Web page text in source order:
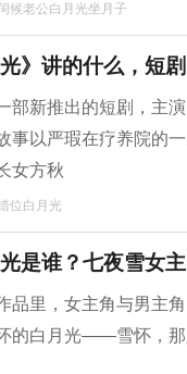
候老公白月光坐月子
》讲的什么，短
部新推出的短剧，主
事以严瑕在疗养院的
女方秋
位白月光
是谁？七夜雪女
品里，女主角与男主
的白月光——雪怀，那